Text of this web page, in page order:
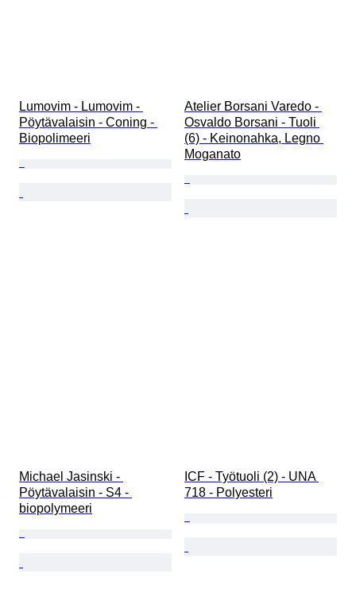
Lumovim - Lumovim -
Pöytävalaisin - Coning -
Biopolimeeri
Atelier Borsani Varedo -
Osvaldo Borsani - Tuoli
(6) - Keinonahka, Legno
Moganato
Michael Jasinski -
Pöytävalaisin - S4 -
biopolymeeri
ICF - Työtuoli (2) - UNA
718 - Polyesteri